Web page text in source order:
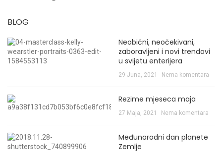
BLOG
Neobični, neočekivani,
zaboravljeni i novi trendovi
u svijetu enterijera
29 Juna, 2021 Nema komentara
Rezime mjeseca maja
27 Maja, 2021 Nema komentara
Međunarodni dan planete
Zemlje